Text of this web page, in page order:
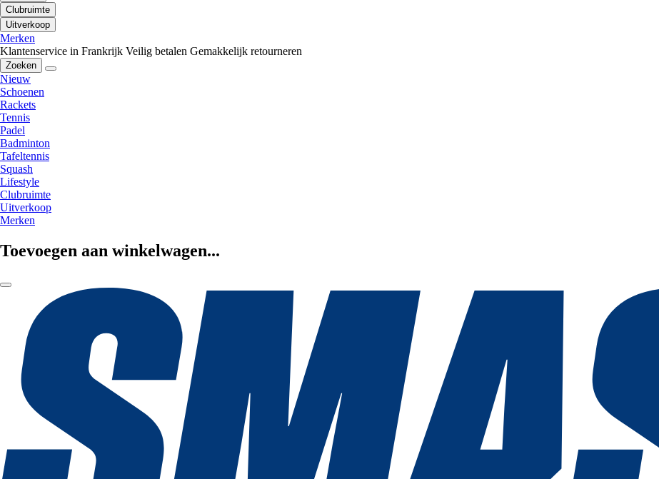
Clubruimte
Uitverkoop
Merken
Klantenservice in Frankrijk Veilig betalen Gemakkelijk retourneren
Zoeken
Nieuw
Schoenen
Rackets
Tennis
Padel
Badminton
Tafeltennis
Squash
Lifestyle
Clubruimte
Uitverkoop
Merken
Toevoegen aan winkelwagen...